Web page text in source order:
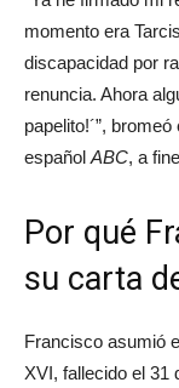
momento era
discapacidad por
renuncia. Ahora
papelito!´”,
español ABC, a
Por qué
su carta
Francisco asumió
XVI, fallecido el 31